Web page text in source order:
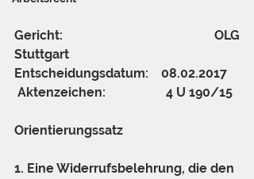
Gericht:
                         OLG
Stuttgart
Entscheidungsdatum: 08.02.2017
Aktenzeichen:
               4 U 190/15
Orientierungssatz
1. Eine Widerrufsbelehrung, die den